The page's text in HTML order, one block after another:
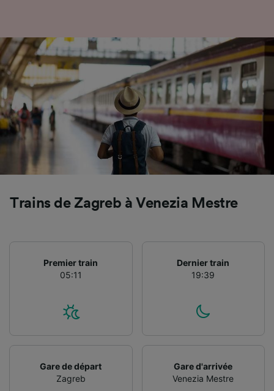
Trains de Zagreb à Venezia Mestre
Premier train
05:11
Dernier train
19:39
Gare de départ
Zagreb
Gare d'arrivée
Venezia Mestre
contenu personnalisés, mesure de
performance des publicités et du contenu,
études d’audience et développement de
services.
Liste de nos partenaires (fournisseurs)